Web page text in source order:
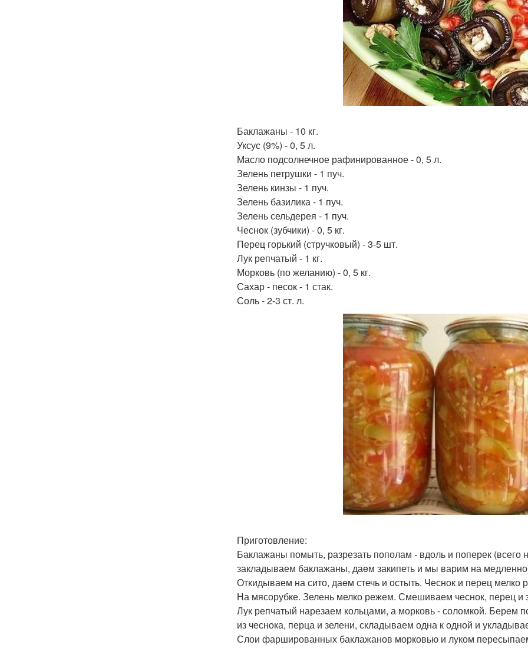
Баклажаны - 10 кг.
Уксус (9%) - 0, 5 л.
Масло подсолнечное рафинированное - 0, 5 л.
Зелень петрушки - 1 пуч.
Зелень кинзы - 1 пуч.
Зелень базилика - 1 пуч.
Зелень сельдерея - 1 пуч.
Чеснок (зубчики) - 0, 5 кг.
Перец горький (стручковый) - 3-5 шт.
Лук репчатый - 1 кг.
Морковь (по желанию) - 0, 5 кг.
Сахар - песок - 1 стак.
Соль - 2-3 ст. л.
Приготовление:
Баклажаны помыть, разрезать пополам - вдоль и поперек
закладываем баклажаны, даeм закипеть и мы варим на
Откидываем на сито, даeм стечь и остыть. Чеснок и перец мелко
На мясорубке. Зелень мелко режем. Смешиваем чеснок, перец и
Лук репчатый нарезаем кольцами, а морковь - соломкой. Берeм
из чеснока, перца и зелени, складываем одна к одной и
Слои фаршированных баклажанов морковью и луком